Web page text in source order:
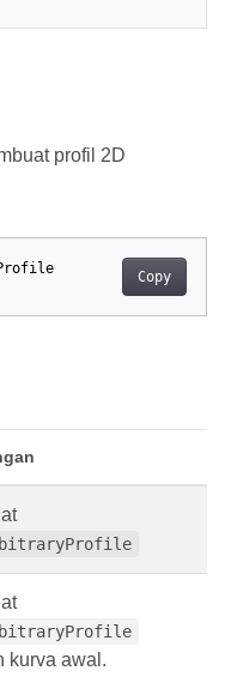
profil 2D
Copy
kurva awal.